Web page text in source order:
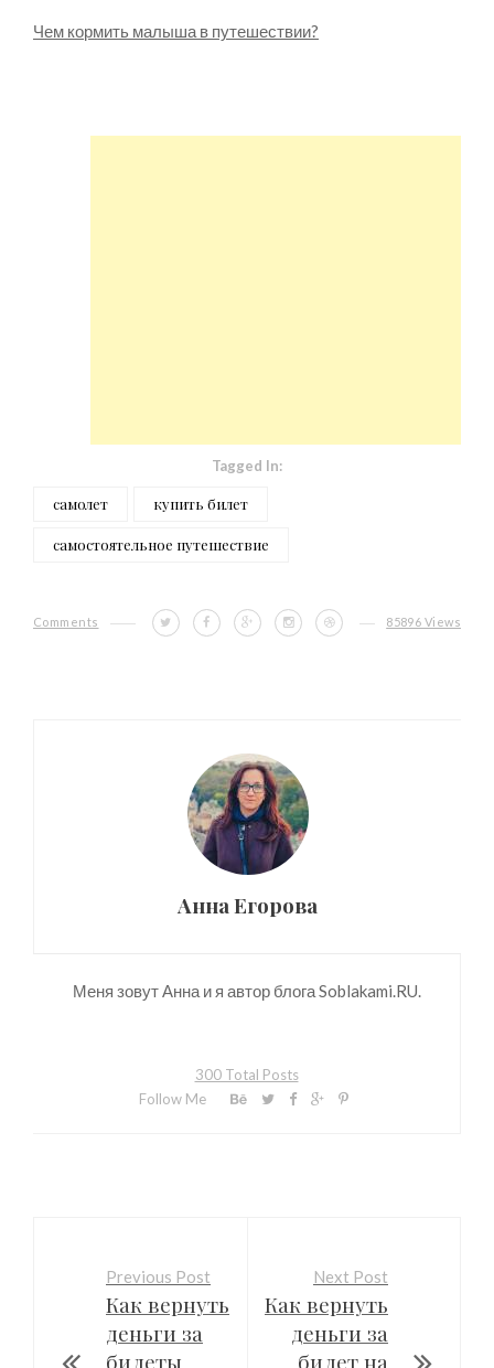
Чем кормить малыша в путешествии?
Tagged In:
самолет купить билет
самостоятельное путешествие
Comments 85896 Views
Анна Егорова
Меня зовут Анна и я автор блога Soblakami.RU.
300 Total Posts
Follow Me
Previous Post
Как вернуть
деньги за
билеты
Next Post
Как вернуть
деньги за
билет на